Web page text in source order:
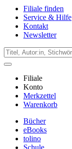
Filiale finden
Service & Hilfe
Kontakt
Newsletter
Filiale
Konto
Merkzettel
Warenkorb
Bücher
eBooks
tolino
Schule